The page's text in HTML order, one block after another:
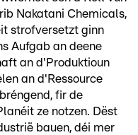
Nakatani Chemicals,
strofversetzt ginn
Aufgab an deene
an d'Produktioun
an d'Ressource
fir de
ze notzen. Dëst
bauen, déi mer